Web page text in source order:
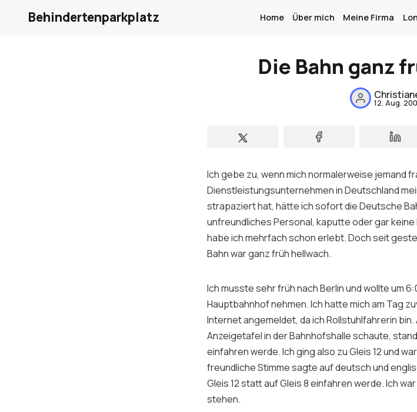
Über mich
Meine Firma
Kontakt
Sign up
Behindertenparkplatz Home Über mich Meine Firma
Die Bahn ganz
12. Aug.
Ich gebe zu, wenn mich normalerweise jemand
Dienstleistungsunternehmen in Deutschland
strapaziert hat, hätte ich sofort die Deutsche
unfreundliches Personal, kaputte oder gar
habe ich mehrfach schon erlebt. Doch seit
Bahn war ganz früh hellwach.
Ich musste sehr früh nach Berlin und wollte um
Hauptbahnhof nehmen. Ich hatte mich am Tag
Internet angemeldet, da ich Rollstuhlfahrerin bin.
Anzeigetafel in der Bahnhofshalle schaute,
einfahren werde. Ich ging also zu Gleis 12 und
freundliche Stimme sagte auf deutsch und
Gleis 12 statt auf Gleis 8 einfahren werde. Ich
stehen.